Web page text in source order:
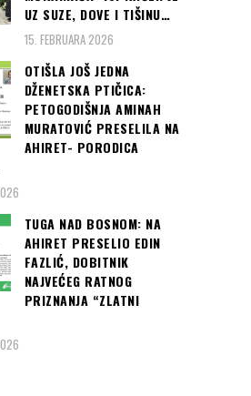
UZ SUZE, DOVE I TIŠINU…
15. FEBRUARA 2026
OTIŠLA JOŠ JEDNA
DŽENETSKA PTIČICA:
PETOGODIŠNJA AMINAH
MURATOVIĆ PRESELILA NA
AHIRET- PORODICA
TUGA NAD BOSNOM: NA
AHIRET PRESELIO EDIN
FAZLIĆ, DOBITNIK
NAJVEĆEG RATNOG
PRIZNANJA “ZLATNI